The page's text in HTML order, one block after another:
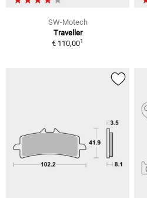
SW-Motech
Traveller
€ 110,001